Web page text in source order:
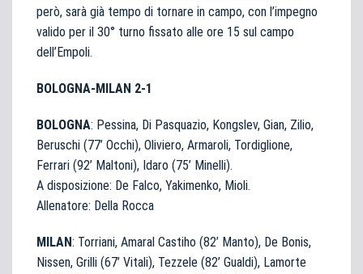
però, sarà già tempo di tornare in campo, con l’impegno
valido per il 30° turno fissato alle ore 15 sul campo
dell’Empoli.
BOLOGNA-MILAN 2-1
BOLOGNA: Pessina, Di Pasquazio, Kongslev, Gian, Zilio,
Beruschi (77’ Occhi), Oliviero, Armaroli, Tordiglione,
Ferrari (92’ Maltoni), Idaro (75’ Minelli).
A disposizione: De Falco, Yakimenko, Mioli.
Allenatore: Della Rocca
MILAN: Torriani, Amaral Castiho (82’ Manto), De Bonis,
Nissen, Grilli (67’ Vitali), Tezzele (82’ Gualdi), Lamorte